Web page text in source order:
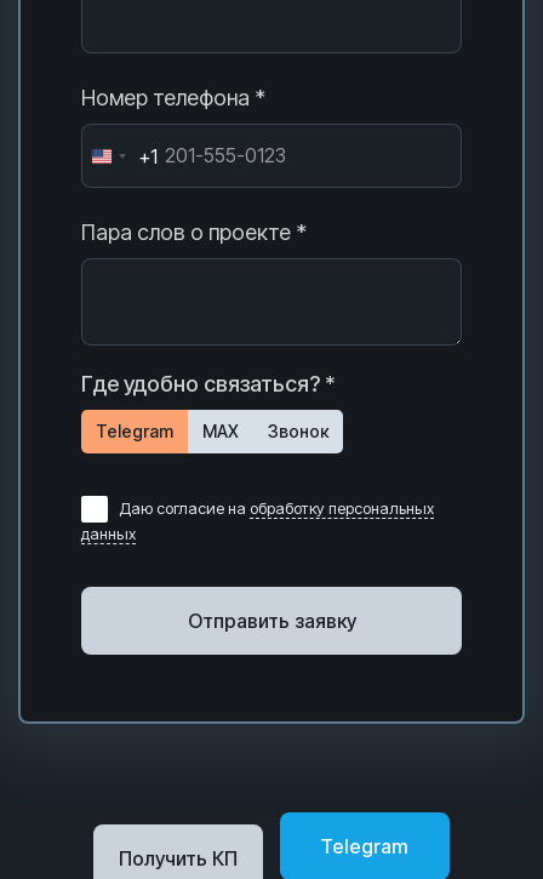
Номер телефона *
+1
Пара слов о проекте *
Где удобно связаться? *
Telegram MAX Звонок
Даю согласие на обработку персональных
данных
Отправить заявку
Telegram
Получить КП